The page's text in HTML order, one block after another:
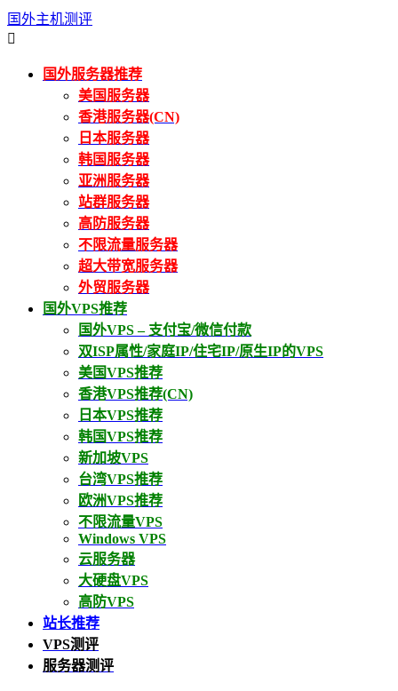
国外主机测评

国外服务器推荐
美国服务器
香港服务器(CN)
日本服务器
韩国服务器
亚洲服务器
站群服务器
高防服务器
不限流量服务器
超大带宽服务器
外贸服务器
国外VPS推荐
国外VPS – 支付宝/微信付款
双ISP属性/家庭IP/住宅IP/原生IP的VPS
美国VPS推荐
香港VPS推荐(CN)
日本VPS推荐
韩国VPS推荐
新加坡VPS
台湾VPS推荐
欧洲VPS推荐
不限流量VPS
Windows VPS
云服务器
大硬盘VPS
高防VPS
站长推荐
VPS测评
服务器测评